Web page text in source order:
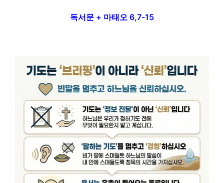
독서문 + 마태오 6,7-15